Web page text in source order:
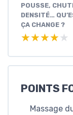
POUSSE,
DENSITÉ…
ÇA CHANGE ?
★★★★★
★★★★★
POINTS
Massage